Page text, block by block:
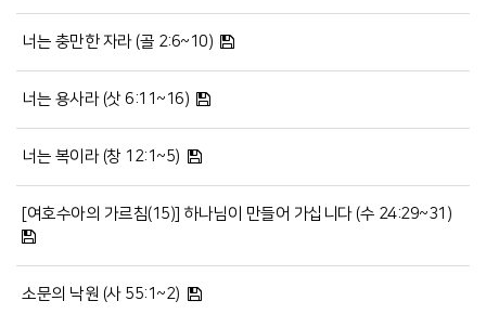
너는 충만한 자라 (골 2:6~10)
너는 용사라 (삿 6:11~16)
너는 복이라 (창 12:1~5)
[여호수아의 가르침(15)] 하나님이 만들어 가십니다 (수 24:29~31)
소문의 낙원 (사 55:1~2)